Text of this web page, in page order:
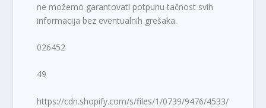
ne možemo garantovati potpunu tačnost svih
informacija bez eventualnih grešaka.
026452
49
https://cdn.shopify.com/s/files/1/0739/9476/4533/